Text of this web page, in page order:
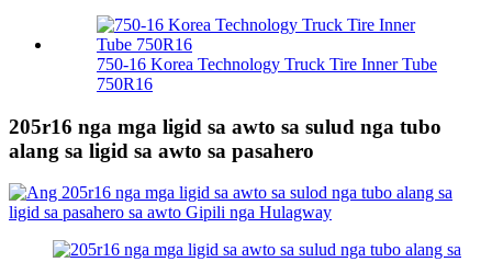
750-16 Korea Technology Truck Tire Inner Tube
750R16
205r16 nga mga ligid sa awto sa sulud nga tubo
alang sa ligid sa awto sa pasahero